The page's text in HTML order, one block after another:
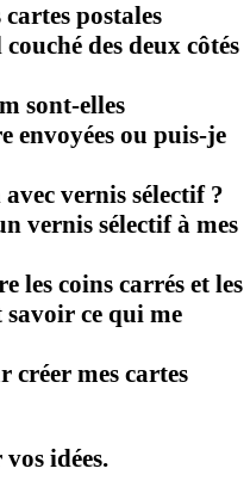
postales
des deux côtés
sont-elles
envoyées ou puis-je
vernis sélectif ?
vernis sélectif à mes
les coins carrés et les
ce qui me
créer mes cartes
idées.